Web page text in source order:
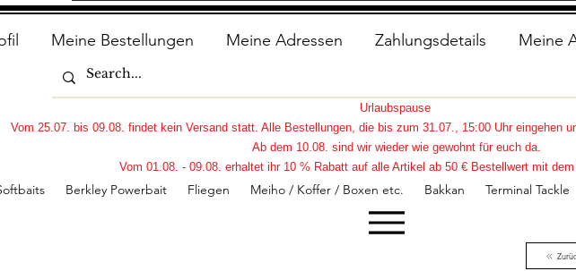
Meine Bestellungen Meine Adressen Zahlungsdetails Meine
Berkley Powerbait Fliegen Meiho / Koffer / Boxen etc. Bakkan Terminal Tackle
Urlaubspause
Vom 25.07. bis 09.08. findet kein Versand statt. Alle Bestellungen, die bis zum 31.07., 15:00 Uhr eingehen
Ab dem 10.08. sind wir wieder wie gewohnt für euch da.
Vom 01.08. - 09.08. erhaltet ihr 10 % Rabatt auf alle Artikel ab 50 € Bestellwert mit